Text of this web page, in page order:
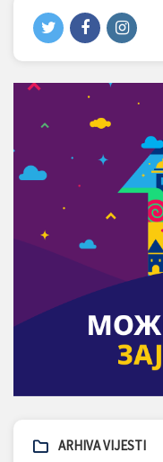
ARHIVA VIJESTI